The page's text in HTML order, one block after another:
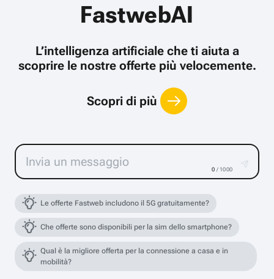
FastwebAI
L’intelligenza artificiale che ti aiuta a
scoprire le nostre offerte più velocemente.
Scopri di più
0 / 1000
Le offerte Fastweb includono il 5G gratuitamente?
Che offerte sono disponibili per la sim dello smartphone?
Qual è la migliore offerta per la connessione a casa e in
mobilità?